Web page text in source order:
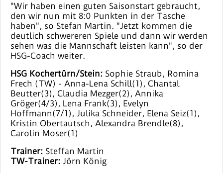
"Wir haben einen guten Saisonstart gebraucht,
den wir nun mit 8:0 Punkten in der Tasche
haben", so Stefan Martin. "Jetzt kommen die
deutlich schwereren Spiele und dann wir werden
sehen was die Mannschaft leisten kann", so der
HSG-Coach weiter.
HSG Kochertürn/Stein: Sophie Straub, Romina
Frech (TW) - Anna-Lena Schill(1), Chantal
Beutter(3), Claudia Mezger(2), Annika
Gröger(4/3), Lena Frank(3), Evelyn
Hoffmann(7/1), Julika Schneider, Elena Seiz(1),
Kristin Obertautsch, Alexandra Brendle(8),
Carolin Moser(1)
Trainer: Steffan Martin
TW-Trainer: Jörn König